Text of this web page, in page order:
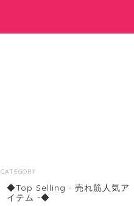
CATEGORY
◆Top Selling - 売れ筋人気ア
イテム -◆